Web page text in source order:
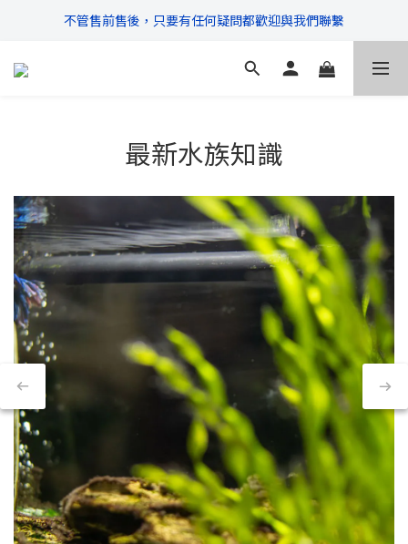
\ 超商滿$399免運!宅配滿$666免運 /
不管售前售後，只要有任何疑問都歡迎與我們聯繫
\ 超商滿$399免運!宅配滿$666免運 /
最新水族知識